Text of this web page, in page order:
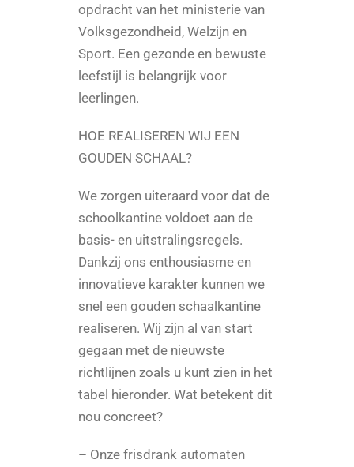
opdracht van het ministerie van
Volksgezondheid, Welzijn en
Sport. Een gezonde en bewuste
leefstijl is belangrijk voor
leerlingen.
HOE REALISEREN WIJ EEN
GOUDEN SCHAAL?
We zorgen uiteraard voor dat de
schoolkantine voldoet aan de
basis- en uitstralingsregels.
Dankzij ons enthousiasme en
innovatieve karakter kunnen we
snel een gouden schaalkantine
realiseren. Wij zijn al van start
gegaan met de nieuwste
richtlijnen zoals u kunt zien in het
tabel hieronder. Wat betekent dit
nou concreet?
– Onze frisdrank automaten